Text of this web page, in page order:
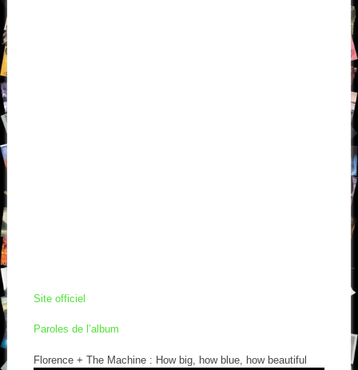
Site officiel
Paroles de l’album
Florence + The Machine : How big, how blue, how beautiful